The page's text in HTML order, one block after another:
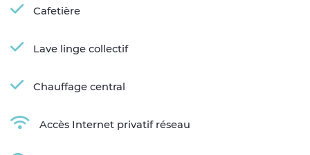
Cafetière
Lave linge collectif
Chauffage central
Accès Internet privatif réseau